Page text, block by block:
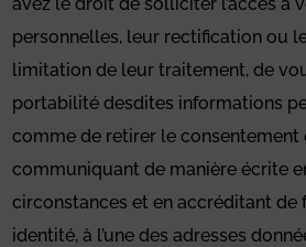
personnelles, leur rectification ou
limitation de leur traitement, de
portabilité desdites informations
comme de retirer le consentement
communiquant de manière écrite
circonstances et en accréditant de
identité, à l’une des adresses